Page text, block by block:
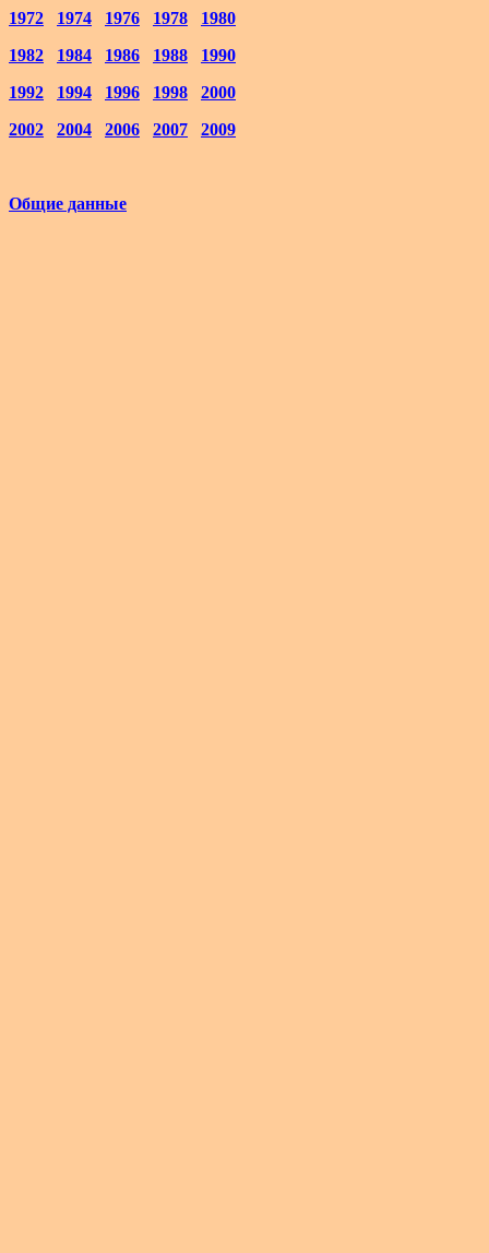
1972 1974 1976 1978
1980
1982
1984 1986 1988
1990
1992
1994 1996 1998
2000
2002
2004 2006 2007 2009
Общие данные